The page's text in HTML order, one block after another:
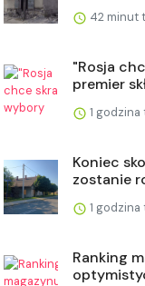
42 minut
"Rosja
premier
1 godzina
Koniec
zostanie
1 godzina
Ranking